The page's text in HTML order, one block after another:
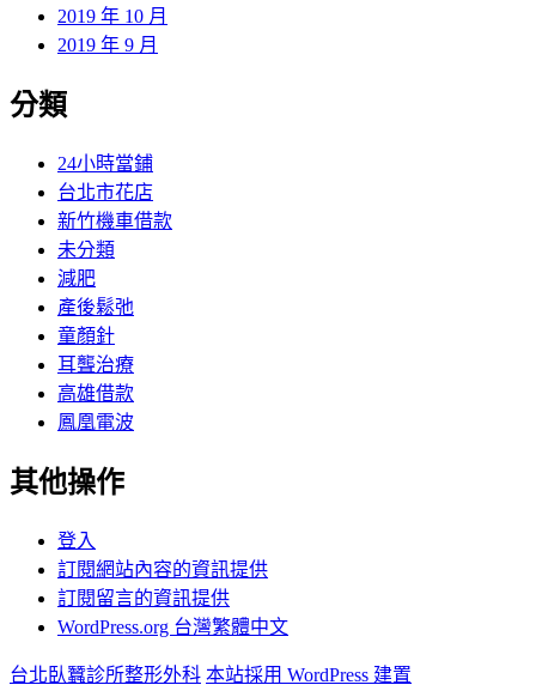
2019 年 10 月
2019 年 9 月
分類
24小時當鋪
台北市花店
新竹機車借款
未分類
減肥
產後鬆弛
童顏針
耳聾治療
高雄借款
鳳凰電波
其他操作
登入
訂閱網站內容的資訊提供
訂閱留言的資訊提供
WordPress.org 台灣繁體中文
台北臥蠶診所整形外科 本站採用 WordPress 建置